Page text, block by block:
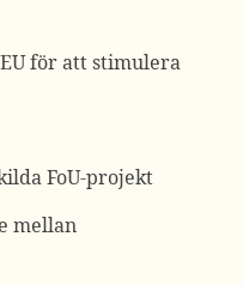
för att stimulera
FoU-projekt
mellan